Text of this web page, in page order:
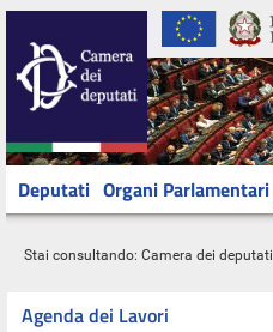
Deputati Organi Parlamentari
Stai consultando: Camera dei deputati
Agenda dei Lavori